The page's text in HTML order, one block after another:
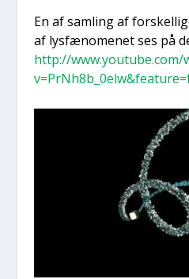
En af sam­ling af
af lys­fæ­no­me­net ses på
http://www.youtube.com/